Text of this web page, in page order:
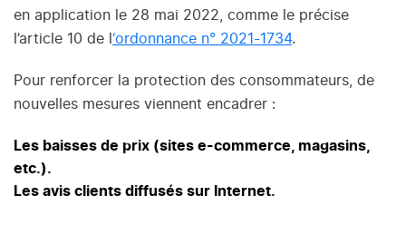
en application le 28 mai 2022, comme le précise
l’article 10 de l ‘ordonnance n° 2021-1734.
Pour renforcer la protection des consommateurs, de
nouvelles mesures viennent encadrer :
Les baisses de prix (sites e-commerce, magasins,
etc.).
Les avis clients diffusés sur Internet.